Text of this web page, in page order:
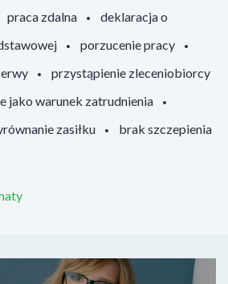
praca zdalna
deklaracja o
porzucenie pracy
przystąpienie zleceniobiorcy
jako warunek zatrudnienia
zasiłku
brak szczepienia